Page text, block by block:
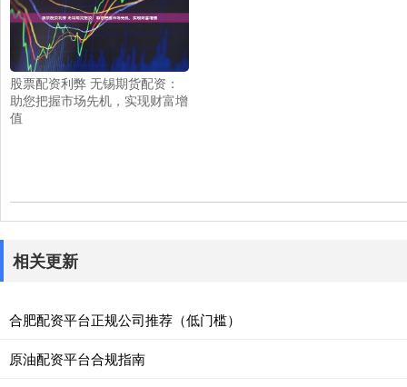
股票配资利弊 无锡期货配资：
助您把握市场先机，实现财富增
值
相关更新
合肥配资平台正规公司推荐（低门槛）
原油配资平台合规指南